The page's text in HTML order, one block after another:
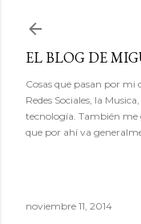
EL BLOG DE
Cosas que pasan por mi
Redes Sociales, la
tecnología. También me
que por ahí va
noviembre 11, 2014